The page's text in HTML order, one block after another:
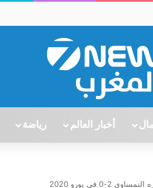
أخبار العالم رياضة
في يورو 2020